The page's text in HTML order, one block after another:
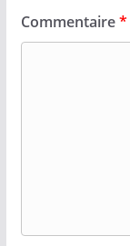
Commentaire*